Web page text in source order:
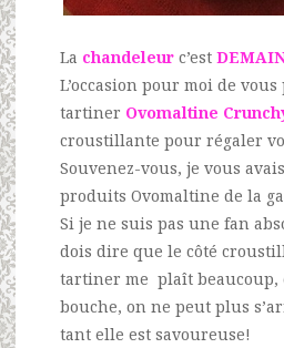
La chandeleur c’est
L’occasion pour moi de
tartiner Ovomaltine
croustillante pour régaler
Souvenez-vous, je vous
produits Ovomaltine de la
Si je ne suis pas une fan
dois dire que le côté
tartiner me plaît beaucoup,
bouche, on ne peut plus
tant elle est savoureuse!